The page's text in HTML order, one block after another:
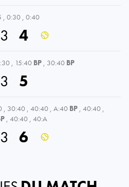
, 0:30 , 0:40
3 4
, 15:40 BP , 30:40 BP
3 5
, 30:40 , 40:40 , A:40 BP , 40:40 ,
, 40:40 , 40:A
3 6